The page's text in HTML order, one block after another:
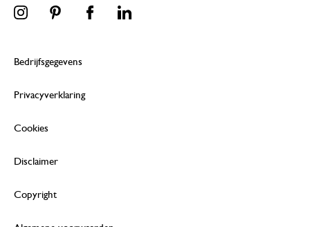
Bedrijfsgegevens
Privacyverklaring
Cookies
Disclaimer
Copyright